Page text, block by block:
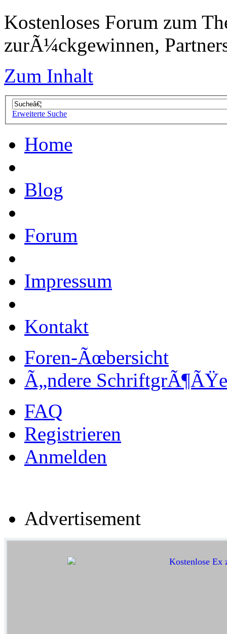
Kostenloses Forum zum
zurÃ¼ckgewinnen,
Zum Inhalt
Erweiterte Suche
Home
Blog
Forum
Impressum
Kontakt
Foren-Ãœbersicht
Ã„ndere SchriftgrÃ¶ÃŸe
FAQ
Registrieren
Anmelden
Advertisement